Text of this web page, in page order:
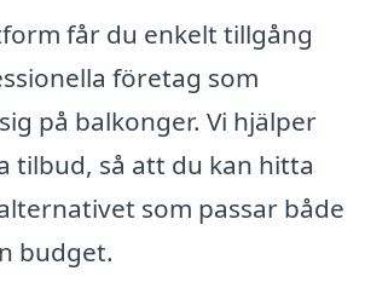
får du enkelt tillgång
företag som
på balkonger. Vi hjälper
tilbud, så att du kan hitta
som passar både
budget.